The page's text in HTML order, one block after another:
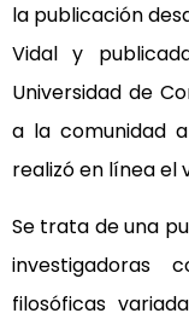
la publicación
Vidal y
Universidad de
a la comunidad
realizó en línea el
Se trata de una
investigadoras
filosóficas